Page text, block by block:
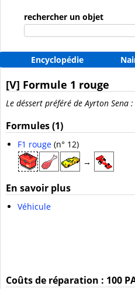
rechercher un objet
Encyclopédie
[V] Formule 1 rouge
Le déssert préféré de Ayrton Sena
Formules (1)
F1 rouge (n° 12)
→
En savoir plus
Véhicule
Coûts de réparation : 100